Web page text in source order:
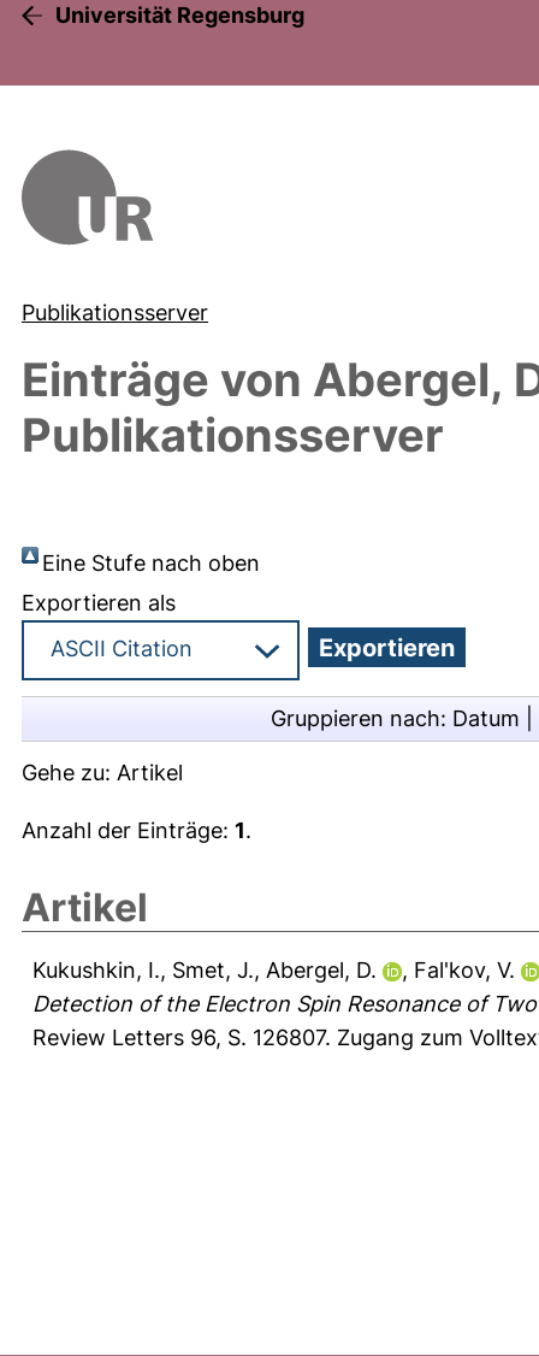
Universität Regensburg
Publikationsserver
Einträge von Abergel,
Publikationsserver
Eine Stufe nach oben
Exportieren als
Gruppieren nach: Datum
Gehe zu: Artikel
Anzahl der Einträge: 1.
Artikel
Kukushkin, I., Smet, J., Abergel, D. , Fal'kov, V.
Detection of the Electron Spin Resonance of
Review Letters 96, S. 126807. Zugang zum